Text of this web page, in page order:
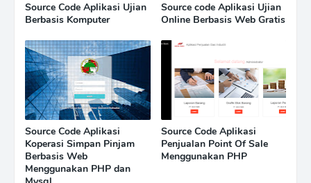
Source Code Aplikasi Ujian
Berbasis Komputer
Source code Aplikasi Ujian
Online Berbasis Web Gratis
Source Code Aplikasi
Koperasi Simpan Pinjam
Berbasis Web
Menggunakan PHP dan
Source Code Aplikasi
Penjualan Point Of Sale
Menggunakan PHP